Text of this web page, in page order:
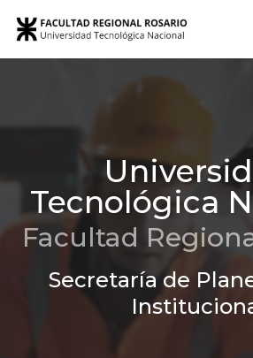
Tecnológica
Facultad
Secretaría de